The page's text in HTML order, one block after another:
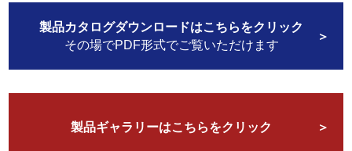
2024.12.3 年末年始休業のお知らせ
製品カタログダウンロードはこちらをクリック
その場でPDF形式でご覧いただけます
製品ギャラリーはこちらをクリック